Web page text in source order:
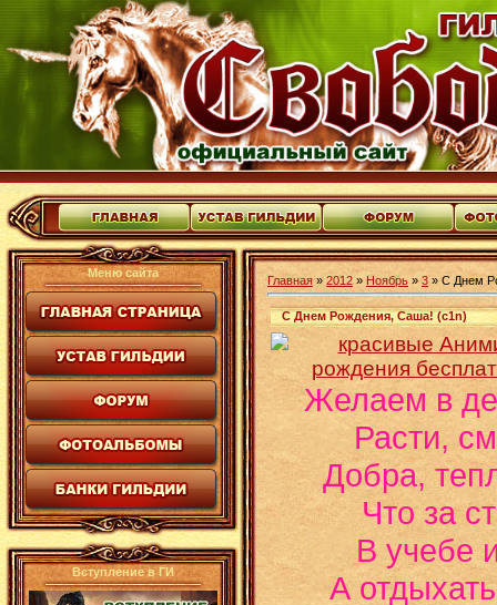
Меню сайта
Вступление в ГИ
Главная » 2012 » Ноябрь » 3 » С Днем
С Днем Рождения, Саша! (c1n)
Желаем в
Расти,
Добра,
Что за
В учебе
А